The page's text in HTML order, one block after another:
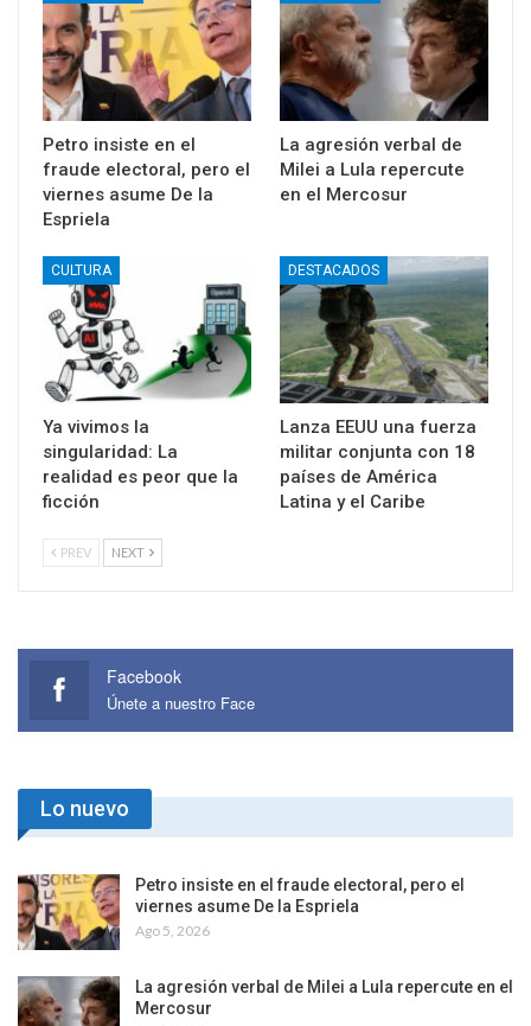
Petro insiste en el
fraude electoral, pero el
viernes asume De la
Espriela
La agresión verbal de
Milei a Lula repercute
en el Mercosur
CULTURA
Ya vivimos la
singularidad: La
realidad es peor que la
ficción
DESTACADOS
Lanza EEUU una fuerza
militar conjunta con 18
países de América
Latina y el Caribe
PREV NEXT
Facebook
Únete a nuestro Face
Lo nuevo
Petro insiste en el fraude electoral, pero el
viernes asume De la Espriela
Ago 5, 2026
La agresión verbal de Milei a Lula repercute en el
Mercosur